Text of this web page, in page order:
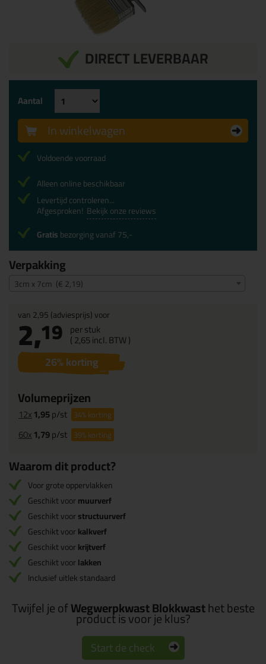
DIRECT LEVERBAAR
Verpakking
3cm x 7cm (€ 2,19)
van2,95(adviesprijs) voor
2,19 per stuk
(2,65incl. BTW )
26% korting
Volumeprijzen
12x1,95p/st 34%korting
60x1,79p/st 39%korting
Aantal
In winkelwagen
Voldoende voorraad
Alleen online beschikbaar
Levertijd controleren...
Afgesproken! Bekijk onze reviews
Gratisbezorging vanaf 75,-
Waarom dit product?
Voor grote oppervlakken
Geschikt voormuurverf
Geschikt voorstructuurverf
Geschikt voorkalkverf
Geschikt voorkrijtverf
Geschikt voorlakken
Inclusief uitlek standaard
Twijfel je ofWegwerpkwast Blokkwasthet beste
product is voor je klus?
Start de check